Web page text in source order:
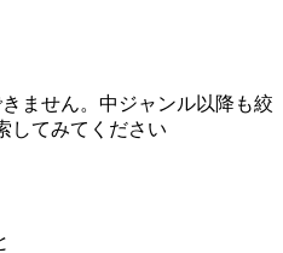
ません。中ジャンル以降も絞
してみてください